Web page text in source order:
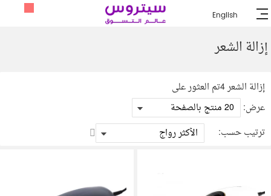
English
إزالة الشعر
إزالة الشعر4تم العثور على
عرض:
ترتيب حسب: